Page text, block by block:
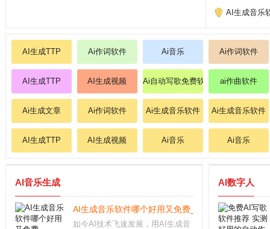
AI生成音乐
AI生成TTP Ai作词软件 Ai音乐 Ai作词软件
AI生成TTP AI生成视频 Ai自动写歌免费软件 ai作曲软件
Ai生成文章 Ai作词软件 Ai生成音乐软件 Ai生成音乐软件
AI生成TTP AI生成视频 Ai音乐 Ai音乐
AI音乐生成
AI生成音乐软件哪个好用又免费_
如今AI技术飞速发展，用AI生成音
AI数字人